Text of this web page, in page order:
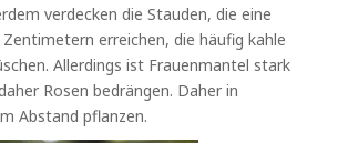
verdecken die Stauden, die eine
erreichen, die häufig kahle
Allerdings ist Frauenmantel stark
Rosen bedrängen. Daher in
Abstand pflanzen.